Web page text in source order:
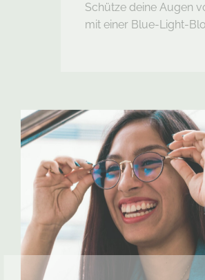
Schütze deine Augen von
mit einer Blue-Light-